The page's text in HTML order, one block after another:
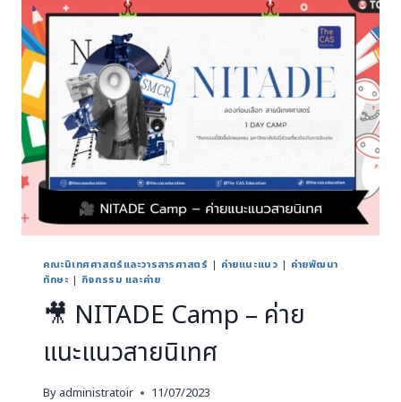
คณะนิเทศศาสตร์และวารสารศาสตร์ | ค่ายแนะแนว | ค่ายพัฒนา
ทักษะ | กิจกรรม และค่าย
🎥 NITADE Camp – ค่าย
แนะแนวสายนิเทศ
By administratoir 11/07/2023